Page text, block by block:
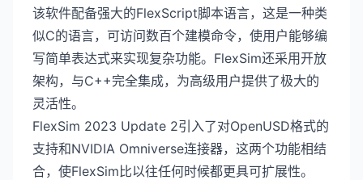
该软件配备强大的FlexScript脚本语言，这是一种类
似C的语言，可访问数百个建模命令，使用户能够编
写简单表达式来实现复杂功能。FlexSim还采用开放
架构，与C++完全集成，为高级用户提供了极大的
灵活性。
FlexSim 2023 Update 2引入了对OpenUSD格式的
支持和NVIDIA Omniverse连接器，这两个功能相结
合，使FlexSim比以往任何时候都更具可扩展性。